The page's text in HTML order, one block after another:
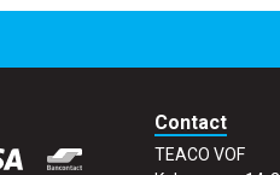
Contact
TEACO VOF